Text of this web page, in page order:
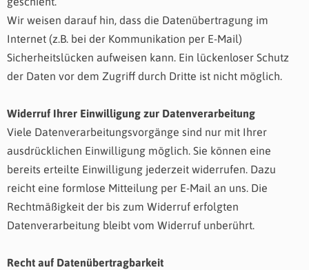
Wir weisen darauf hin, dass die Datenübertragung im
Internet (z.B. bei der Kommunikation per E-Mail)
Sicherheitslücken aufweisen kann. Ein lückenloser Schutz
der Daten vor dem Zugriff durch Dritte ist nicht möglich.
Widerruf Ihrer Einwilligung zur Datenverarbeitung
Viele Datenverarbeitungsvorgänge sind nur mit Ihrer
ausdrücklichen Einwilligung möglich. Sie können eine
bereits erteilte Einwilligung jederzeit widerrufen. Dazu
reicht eine formlose Mitteilung per E-Mail an uns. Die
Rechtmäßigkeit der bis zum Widerruf erfolgten
Datenverarbeitung bleibt vom Widerruf unberührt.
Recht auf Datenübertragbarkeit